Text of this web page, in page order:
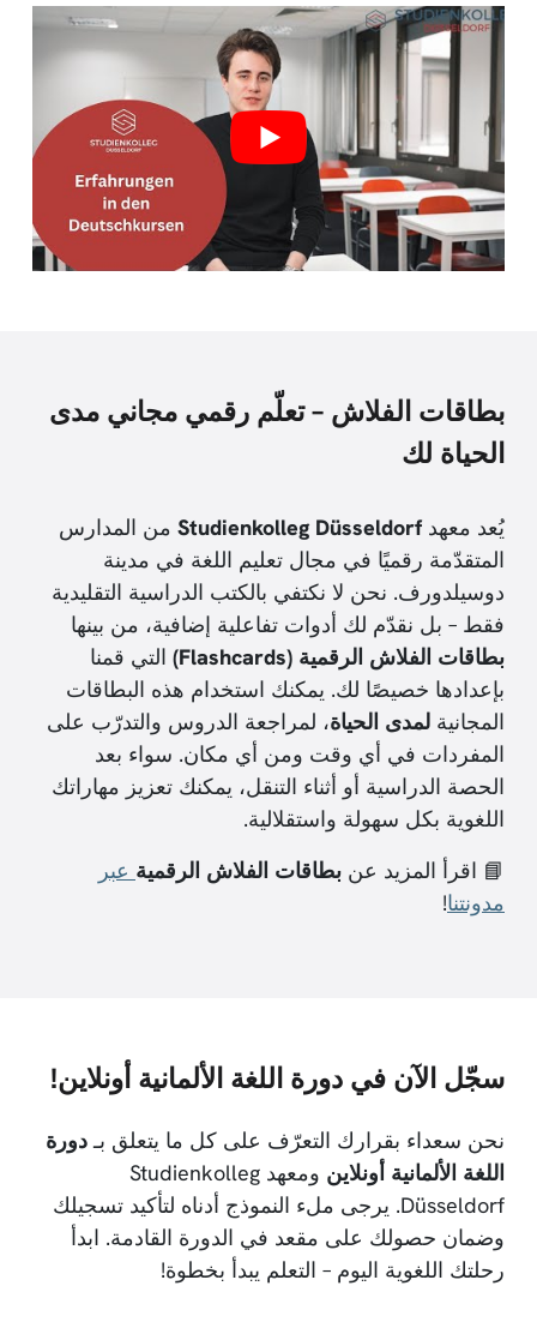
بطاقات الفلاش – تعلّم رقمي مجاني مدى
الحياة لك
يُعد معهدStudienkolleg Düsseldorf من المدارس
المتقدّمة رقميًا في مجال تعليم اللغة في مدينة
دوسيلدورف. نحن لا نكتفي بالكتب الدراسية التقليدية
فقط – بل نقدّم لك أدوات تفاعلية إضافية، من بينها
بطاقات الفلاش الرقمية (Flashcards)
التي قمنا
بإعدادها خصيصًا لك. يمكنك استخدام هذه البطاقات
المجانية لمدى الحياة، لمراجعة الدروس والتدرّب على
المفردات في أي وقت ومن أي مكان. سواء بعد
الحصة الدراسية أو أثناء التنقل، يمكنك تعزيز مهاراتك
اللغوية بكل سهولة واستقلالية.
📘 اقرأ المزيد عن بطاقات الفلاش الرقمية عبر
مدونتنا!
سجّل الآن في دورة اللغة الألمانية أونلاين!
نحن سعداء بقرارك التعرّف على كل ما يتعلق بـدورة
اللغة الألمانية أونلاين
ومعهد Studienkolleg
Düsseldorf. يرجى ملء النموذج أدناه لتأكيد تسجيلك
وضمان حصولك على مقعد في الدورة القادمة. ابدأ
رحلتك اللغوية اليوم – التعلم يبدأ بخطوة!